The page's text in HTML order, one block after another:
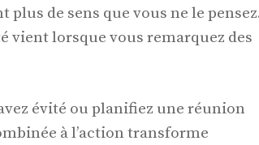
plus de sens que vous ne le
vient lorsque vous remarquez des
évité ou planifiez une réunion
à l’action transforme